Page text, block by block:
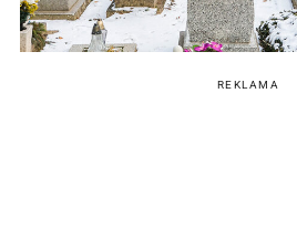
REKLAMA